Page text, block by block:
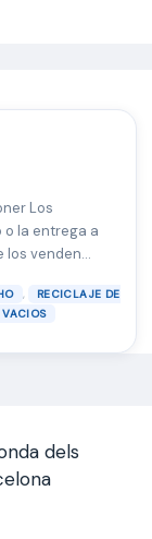
Los
la entrega a
los venden
de los
en
…Leer más
,
RECICLAJE DE
VACIOS
dels